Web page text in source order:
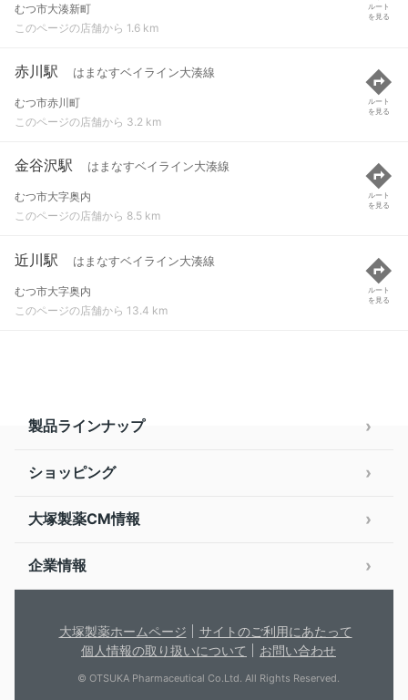
むつ市大湊新町
このページの店舗から 1.6 km
ルート
を見る
赤川駅 はまなすベイライン大湊線
むつ市赤川町
このページの店舗から 3.2 km
ルート
を見る
金谷沢駅 はまなすベイライン大湊線
むつ市大字奥内
このページの店舗から 8.5 km
ルート
を見る
近川駅 はまなすベイライン大湊線
むつ市大字奥内
このページの店舗から 13.4 km
ルート
を見る
製品ラインナップ
ショッピング
大塚製薬CM情報
企業情報
大塚製薬ホームページ
サイトのご利用にあたって
個人情報の取り扱いについて
お問い合わせ
© OTSUKA Pharmaceutical Co.Ltd. All Rights Reserved.